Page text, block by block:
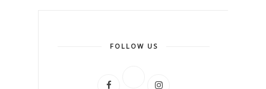
FOLLOW US